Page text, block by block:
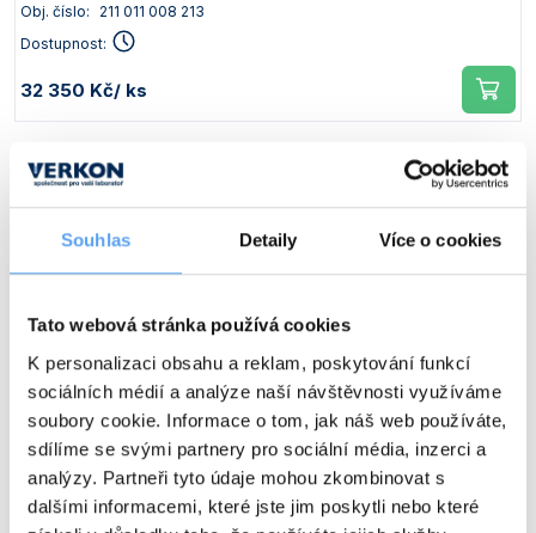
Souhlas Detaily Více o cookies
Tato webová stránka používá cookies
K personalizaci obsahu a reklam, poskytování funkcí
sociálních médií a analýze naší návštěvnosti využíváme
soubory cookie. Informace o tom, jak náš web používáte,
sdílíme se svými partnery pro sociální média, inzerci a
analýzy. Partneři tyto údaje mohou zkombinovat s
dalšími informacemi, které jste jim poskytli nebo které
Obj. číslo:
211 011 008 213
Dostupnost:
32 350 Kč/ ks
Typ Teplotní rozsah [°C] Pracovní plocha [mm]
Typ Teplotní rozsah [°C] Pracovní plocha [mm]
HT 22 50 – 300 350 x 500
Obj. číslo:
211 011 008 222